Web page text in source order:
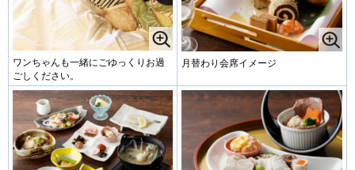
ワンちゃんも一緒にごゆっくりお過
ごしください。
月替わり会席イメージ